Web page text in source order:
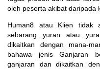
oleh peserta akibat daripada
Human8 atau Klien tidak
sebarang yuran atau
dikaitkan dengan mana-
bahawa jenis Ganjaran
ganjaran dan dikaitkan